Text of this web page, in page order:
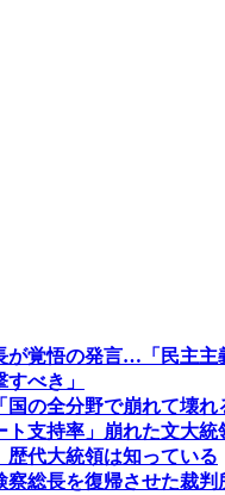
が覚悟の発言…「民主主
べき」
国の全分野で崩れて壊れ
ト支持率」崩れた文大
代大統領は知っている
察総長を復帰させた裁判